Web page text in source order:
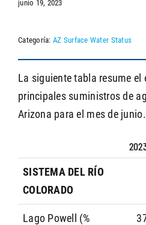
junio 19, 2023
Categoría: AZ Surface Water Status
La siguiente tabla resume el
principales suministros de
Arizona para el mes de junio.
SISTEMA DEL RÍO
COLORADO
Lago Powell (%